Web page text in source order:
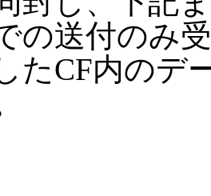
の送付のみ
たCF内のデ